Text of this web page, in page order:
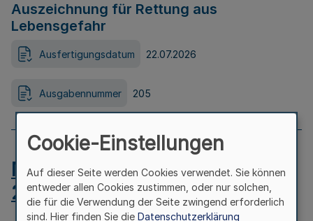
Auszeichnung für Rettung aus
Lebensgefahr
Ausfertigungsdatum 22.07.2026
Ausgabennummer 205
MB.NRW 2026 Nr. 204 vom
24.07.2026
Cookie-Einstellungen
Auf dieser Seite werden Cookies verwendet. Sie können
entweder allen Cookies zustimmen, oder nur solchen,
die für die Verwendung der Seite zwingend erforderlich
sind. Hier finden Sie die Datenschutzerklärung